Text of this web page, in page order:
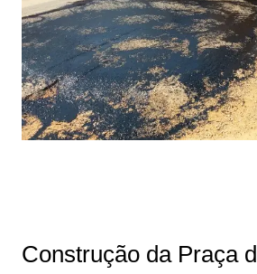
Construção da Praça